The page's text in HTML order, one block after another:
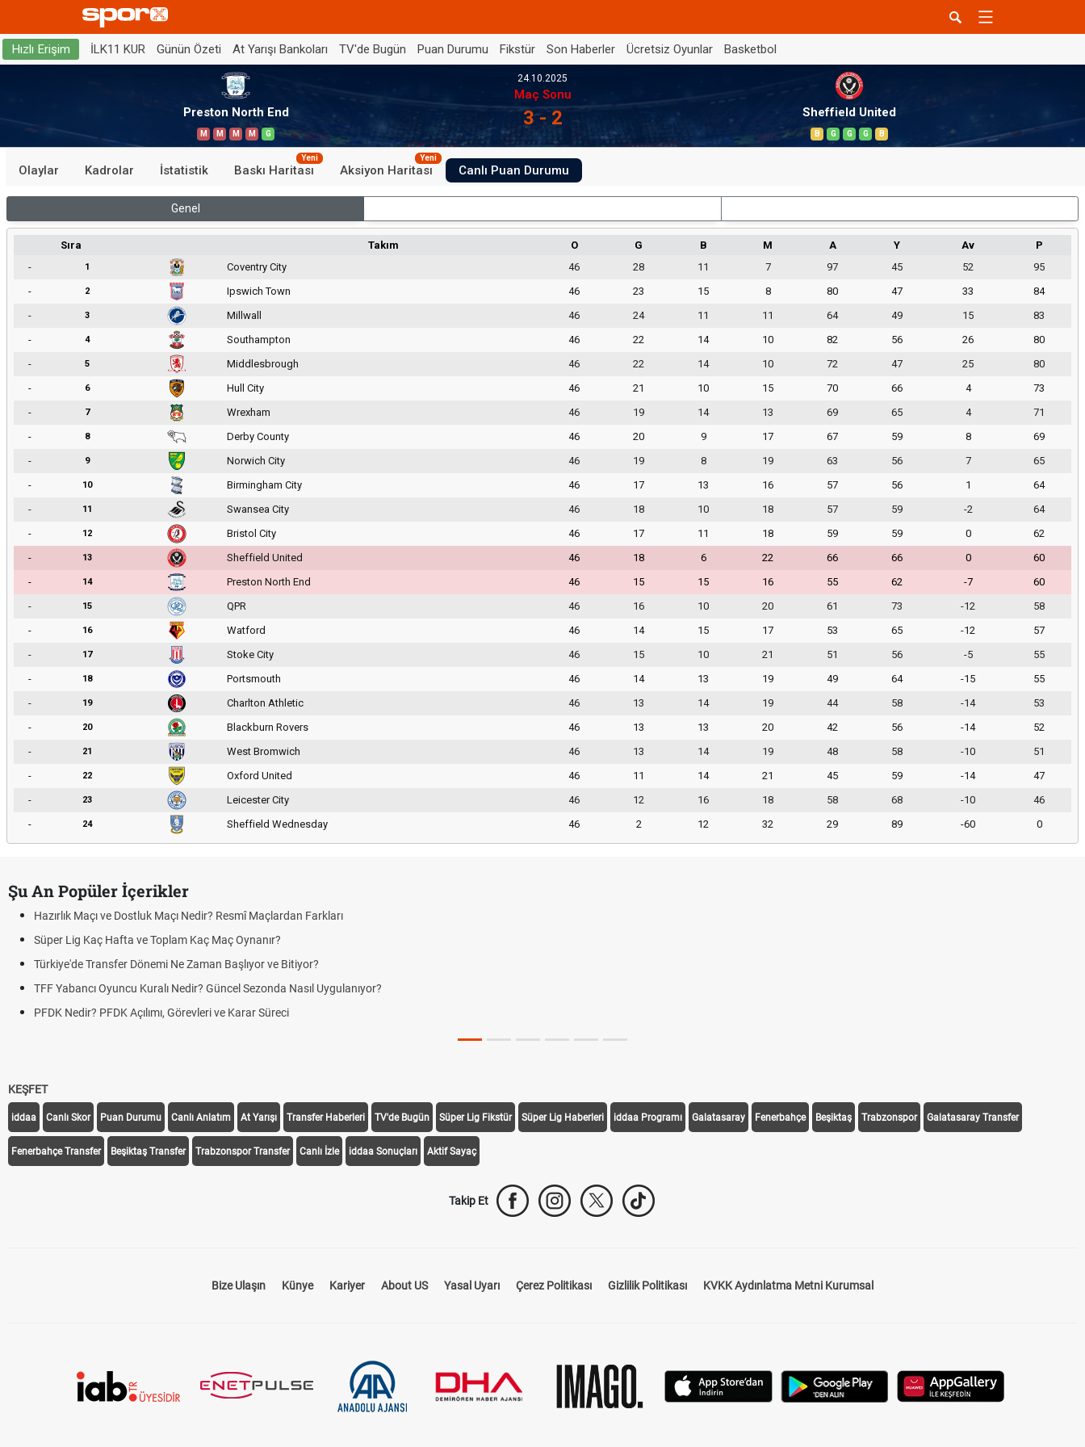
Hızlı Erişim İLK11 KUR Günün Özeti At Yarışı Bankoları TV'de Bugün Puan Durumu Fikstür Son Haberler Ücretsiz Oyunlar Basketbol
Preston North End
M M M M G
24.10.2025
Maç Sonu
3 - 2 Sheffield United
B G G G B
Olaylar Kadrolar İstatistik Baskı Haritası
Yeni
Aksiyon Haritası
Yeni
Canlı Puan Durumu
Genel
Sıra Takım O G B M A Y Av
P
-
1 Coventry City 46 28 11 7 97 45 52
95
-
2 Ipswich Town 46 23 15 8 80 47 33
84
-
3 Millwall 46 24 11 11 64 49 15
83
-
4 Southampton 46 22 14 10 82 56 26
80
-
5 Middlesbrough 46 22 14 10 72 47 25
80
-
6 Hull City 46 21 10 15 70 66 4
73
-
7 Wrexham 46 19 14 13 69 65 4
71
-
8 Derby County 46 20 9 17 67 59 8
69
-
9 Norwich City 46 19 8 19 63 56 7
65
-
10 Birmingham City 46 17 13 16 57 56 1
64
-
11 Swansea City 46 18 10 18 57 59 -2
64
-
12 Bristol City 46 17 11 18 59 59 0
62
-
13 Sheffield United 46 18 6 22 66 66 0
60
-
14 Preston North End 46 15 15 16 55 62 -7
60
-
15 QPR 46 16 10 20 61 73 -12
58
-
16 Watford 46 14 15 17 53 65 -12
57
-
17 Stoke City 46 15 10 21 51 56 -5
55
-
18 Portsmouth 46 14 13 19 49 64 -15
55
-
19 Charlton Athletic 46 13 14 19 44 58 -14
53
-
20 Blackburn Rovers 46 13 13 20 42 56 -14
52
-
21 West Bromwich 46 13 14 19 48 58 -10
51
-
22 Oxford United 46 11 14 21 45 59 -14
47
-
23 Leicester City 46 12 16 18 58 68 -10
46
-
24 Sheffield Wednesday 46 2 12 32 29 89 -60 0
Şu An Popüler İçerikler
Hazırlık Maçı ve Dostluk Maçı Nedir? Resmî Maçlardan Farkları
Süper Lig Kaç Hafta ve Toplam Kaç Maç Oynanır?
Türkiye'de Transfer Dönemi Ne Zaman Başlıyor ve Bitiyor?
TFF Yabancı Oyuncu Kuralı Nedir? Güncel Sezonda Nasıl Uygulanıyor?
PFDK Nedir? PFDK Açılımı, Görevleri ve Karar Süreci
KEŞFET
iddaa Canlı Skor Puan Durumu Canlı Anlatım At Yarışı Transfer Haberleri TV'de Bugün Süper Lig Fikstür Süper Lig Haberleri iddaa Programı Galatasaray Fenerbahçe Beşiktaş Trabzonspor Galatasaray Transfer
Fenerbahçe Transfer Beşiktaş Transfer Trabzonspor Transfer Canlı İzle iddaa Sonuçları Aktif Sayaç
Takip Et
Bize Ulaşın Künye Kariyer About US Yasal Uyarı Çerez Politikası Gizlilik Politikası KVKK Aydınlatma Metni Kurumsal